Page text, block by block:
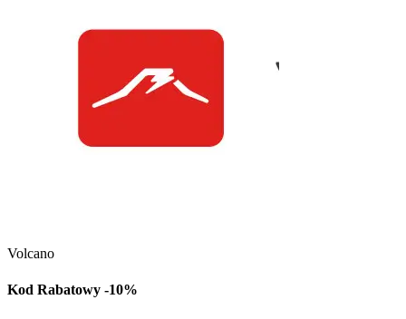
Volcano
Kod Rabatowy -10%